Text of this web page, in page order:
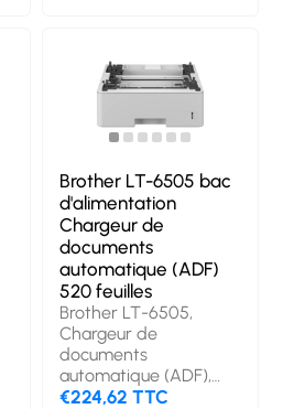
principal (externe) par
palette: 14 pièce(s),
Couches par palette: 7
pièce(s)
Brother LT-6505 bac
d'alimentation
Chargeur de
documents
automatique (ADF)
520 feuilles
Brother LT-6505,
Chargeur de
documents
automatique (ADF),
Brother, HL-L6300DW,
€224,62 TTC